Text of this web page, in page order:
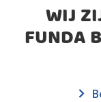
WIJ
FUNDA